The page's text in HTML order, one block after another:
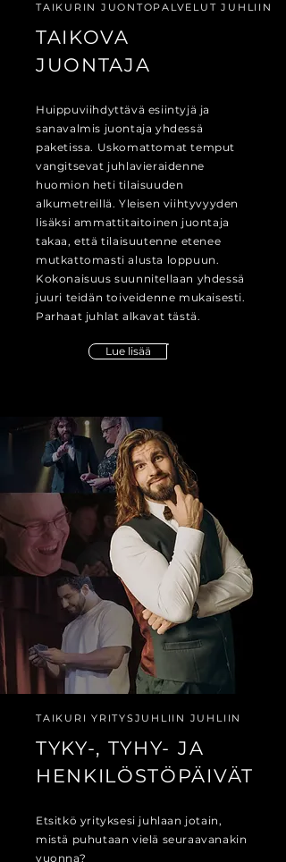
TAIKURIN JUONTOPALVELUT JUHLIIN
TAIKOVA
JUONTAJA
Huippuviihdyttävä esiintyjä ja
sanavalmis juontaja yhdessä
paketissa. Uskomattomat temput
vangitsevat juhlavieraidenne
huomion heti tilaisuuden
alkumetreillä. Yleisen viihtyvyyden
lisäksi ammattitaitoinen juontaja
takaa, että tilaisuutenne etenee
mutkattomasti alusta loppuun.
Kokonaisuus suunnitellaan yhdessä
juuri teidän toiveidenne mukaisesti.
Parhaat juhlat alkavat tästä.
Lue lisää
TAIKURI YRITYSJUHLIIN JUHLIIN
TYKY-, TYHY- JA
HENKILÖSTÖPÄIVÄT
Etsitkö yrityksesi juhlaan jotain,
mistä puhutaan vielä seuraavanakin
vuonna?